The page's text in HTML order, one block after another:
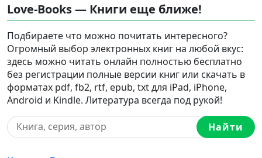
Love-Books — Книги еще ближе!
Подбираете что можно почитать интересного?
Огромный выбор электронных книг на любой вкус:
здесь можно читать онлайн полностью бесплатно
без регистрации полные версии книг или скачать в
форматах pdf, fb2, rtf, epub, txt для iPad, iPhone,
Android и Kindle. Литература всегда под рукой!
Найти